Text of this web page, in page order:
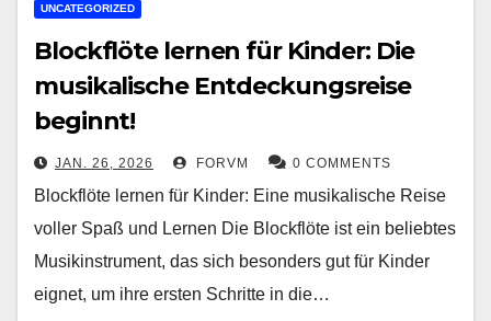
UNCATEGORIZED
Blockflöte lernen für Kinder: Die
musikalische Entdeckungsreise
beginnt!
JAN. 26, 2026 FORVM 0 COMMENTS
Blockflöte lernen für Kinder: Eine musikalische Reise
voller Spaß und Lernen Die Blockflöte ist ein beliebtes
Musikinstrument, das sich besonders gut für Kinder
eignet, um ihre ersten Schritte in die…